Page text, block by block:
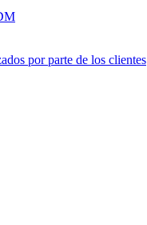
por parte de los clientes